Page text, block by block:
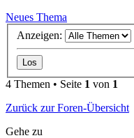
Neues Thema
Anzeigen:
4 Themen • Seite 1 von 1
Zurück zur Foren-Übersicht
Gehe zu